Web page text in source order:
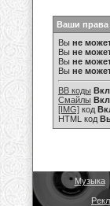
Ваши права
Вы не
Вы не
Вы не
Вы не
BB коды
Смайлы
[IMG] код
HTML код
Музыка